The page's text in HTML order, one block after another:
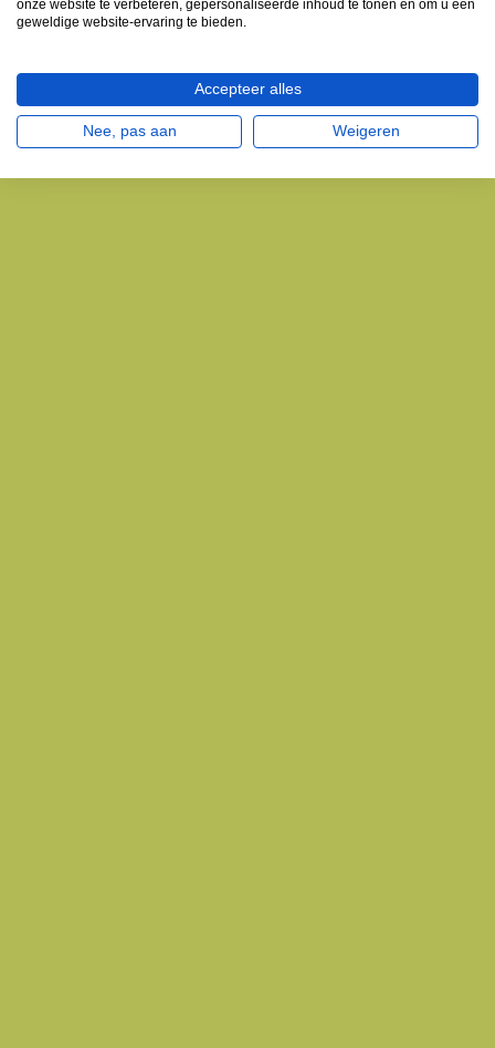
onze website te verbeteren, gepersonaliseerde inhoud te tonen en om u een
geweldige website-ervaring te bieden.
Accepteer alles
Nee, pas aan Weigeren